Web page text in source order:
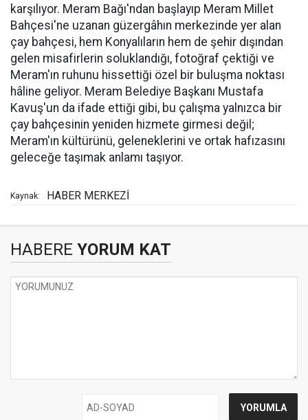
karşılıyor. Meram Bağı'ndan başlayıp Meram Millet
Bahçesi'ne uzanan güzergâhın merkezinde yer alan
çay bahçesi, hem Konyalıların hem de şehir dışından
gelen misafirlerin soluklandığı, fotoğraf çektiği ve
Meram'ın ruhunu hissettiği özel bir buluşma noktası
hâline geliyor. Meram Belediye Başkanı Mustafa
Kavuş'un da ifade ettiği gibi, bu çalışma yalnızca bir
çay bahçesinin yeniden hizmete girmesi değil;
Meram'ın kültürünü, geleneklerini ve ortak hafızasını
geleceğe taşımak anlamı taşıyor.
Kaynak: HABER MERKEZİ
HABERE YORUM KAT